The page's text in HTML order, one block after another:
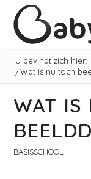
U bevindt zich hier:
/ Wat is nu toch
WAT IS
BASISSCHOOL